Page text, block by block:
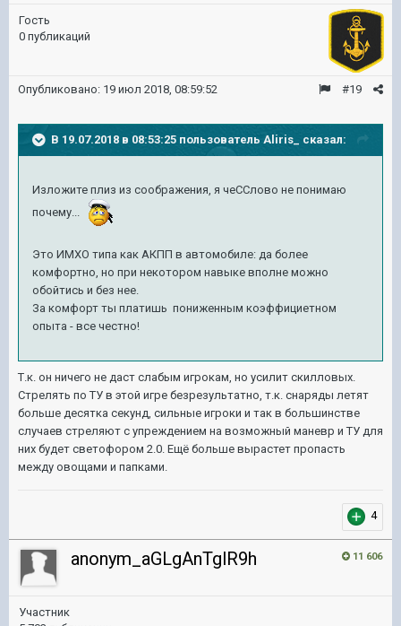
Гость
0 публикаций
#19
Опубликовано: 19 июл 2018, 08:59:52
В 19.07.2018 в 08:53:25 пользователь Aliris_ сказал:
Изложите плиз из соображения, я чеССлово не понимаю
почему...
Это ИМХО типа как АКПП в автомобиле: да более
комфортно, но при некотором навыке вполне можно
обойтись и без нее.
За комфорт ты платишь пониженным коэффициетном
опыта - все честно!
Т.к. он ничего не даст слабым игрокам, но усилит скилловых.
Стрелять по ТУ в этой игре безрезультатно, т.к. снаряды летят
больше десятка секунд, сильные игроки и так в большинстве
случаев стреляют с упреждением на возможный маневр и ТУ для
них будет светофором 2.0. Ещё больше вырастет пропасть
между овощами и папками.
4
11 606
anonym_aGLgAnTglR9h
Участник